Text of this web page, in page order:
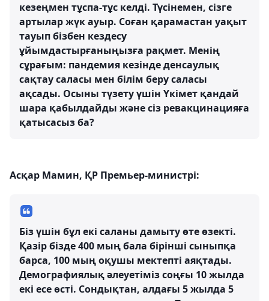
кезеңмен тұспа-тұс келді. Түсінемен, сізге
артылар жүк ауыр. Соған қарамастан уақыт
тауып бізбен кездесу
ұйымдастырғаныңызға рақмет. Менің
сұрағым: пандемия кезінде денсаулық
сақтау саласы мен білім беру саласы
ақсады. Осыны түзету үшін Үкімет қандай
шара қабылдайды және сіз ревакцинацияға
қатысасыз ба?
Асқар Мамин, ҚР Премьер-министрі:
Біз үшін бұл екі саланы дамыту өте өзекті.
Қазір бізде 400 мың бала бірінші сыныпқа
барса, 100 мың оқушы мектепті аяқтады.
Демографиялық әлеуетіміз соңғы 10 жылда
екі есе өсті. Сондықтан, алдағы 5 жылда 5